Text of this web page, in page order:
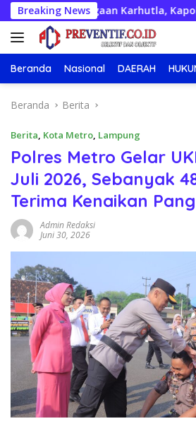
Langsung
ke
konten
Breaking News
Karhutla, Kapolres:
Beranda Nasional DAERAH
Beranda Berita
Berita, Kota Metro, Lampung
Polres Metro Gelar
Juli 2026, Sebanyak
Terima Kenaikan
Admin Redaksi
Juni 30, 2026